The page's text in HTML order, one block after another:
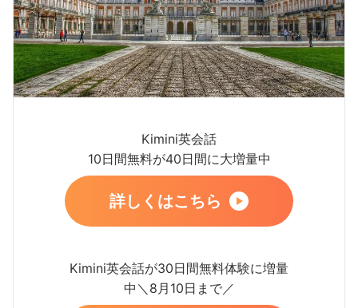
Kimini英会話
10日間無料が40日間に大増量中
詳しくはこちら
Kimini英会話が30日間無料体験に増量
中＼8月10日まで／